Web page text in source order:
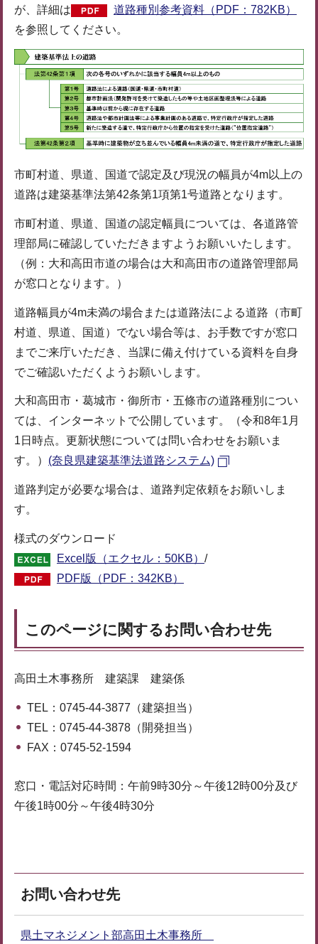
が、詳細は
道路種別参考資料（PDF：782KB）
を参照してください。
市町村道、県道、国道で認定及び現況の幅員が4m以上の
道路は建築基準法第42条第1項第1号道路となります。
市町村道、県道、国道の認定幅員については、各道路管
理部局に確認していただきますようお願いいたします。
（例：大和高田市道の場合は大和高田市の道路管理部局
が窓口となります。）
道路幅員が4m未満の場合または道路法による道路（市町
村道、県道、国道）でない場合等は、お手数ですが窓口
までご来庁いただき、当課に備え付けている資料を自身
でご確認いただくようお願いします。
大和高田市・葛城市・御所市・五條市の道路種別につい
ては、インターネットで公開しています。（令和8年1月
1日時点。更新状態については問い合わせをお願いま
す。） (奈良県建築基準法道路システム)
道路判定が必要な場合は、道路判定依頼をお願いしま
す。
様式のダウンロード
Excel版（エクセル：50KB） /
PDF版（PDF：342KB）
このページに関するお問い合わせ先
高田土木事務所 建築課 建築係
TEL：0745-44-3877（建築担当）
TEL：0745-44-3878（開発担当）
FAX：0745-52-1594
窓口・電話対応時間：午前9時30分～午後12時00分及び
午後1時00分～午後4時30分
お問い合わせ先
県土マネジメント部高田土木事務所